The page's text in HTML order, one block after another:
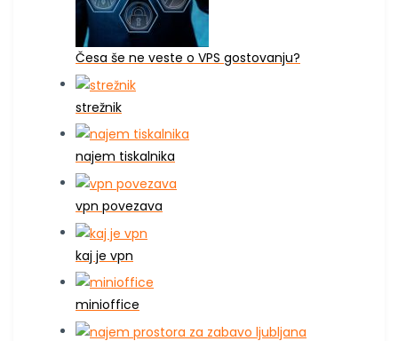
Česa še ne veste o VPS gostovanju?
strežnik
najem tiskalnika
vpn povezava
kaj je vpn
minioffice